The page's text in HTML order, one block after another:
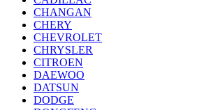
CHANGAN
CHERY
CHEVROLET
CHRYSLER
CITROEN
DAEWOO
DATSUN
DODGE